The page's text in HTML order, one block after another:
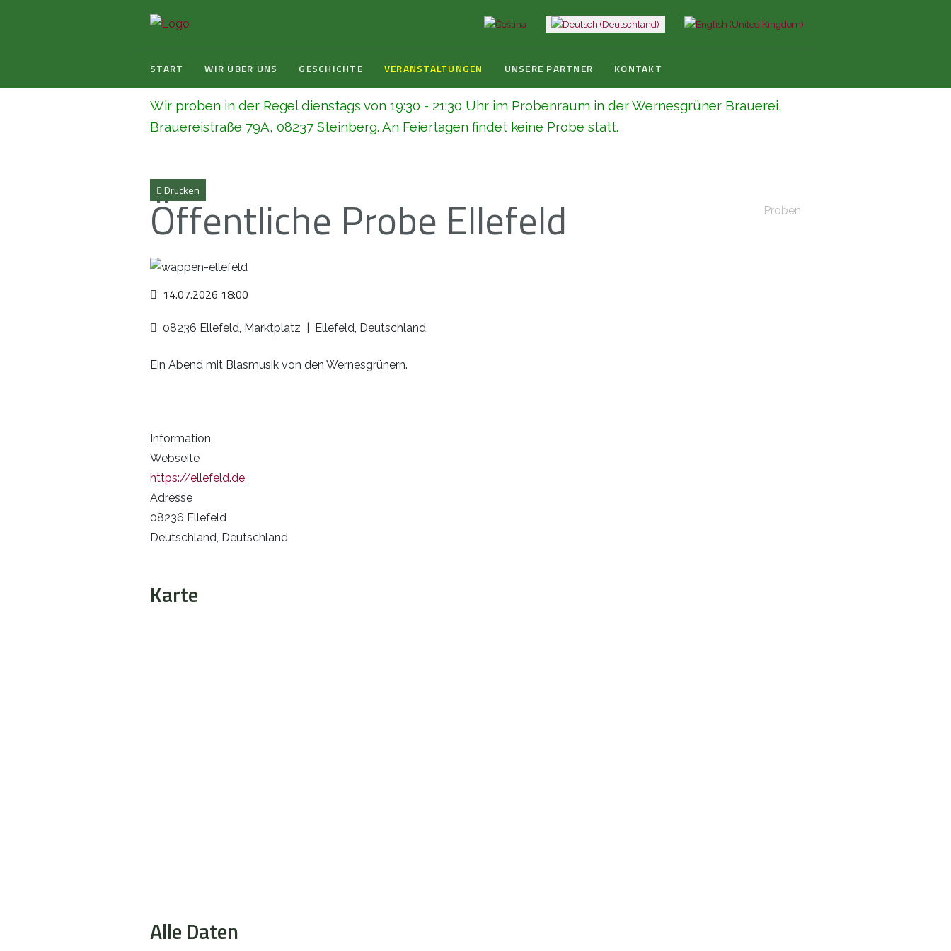
Sprache auswählen
START WIR ÜBER UNS GESCHICHTE VERANSTALTUNGEN UNSERE PARTNER KONTAKT
Wir proben in der Regel dienstags von 19:30 - 21:30 Uhr im Probenraum in der Wernesgrüner Brauerei,
Brauereistraße 79A, 08237 Steinberg. An Feiertagen findet keine Probe statt.
Drucken
Öffentliche Probe Ellefeld Proben
14.07.2026 18:00
08236 Ellefeld, Marktplatz Ellefeld, Deutschland
Ein Abend mit Blasmusik von den Wernesgrünern.
Information
Webseite
https://ellefeld.de
Adresse
08236 Ellefeld
Deutschland, Deutschland
Karte
Alle Daten